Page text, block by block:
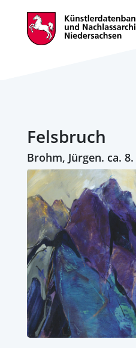
Felsbruch
Brohm, Jürgen. ca.